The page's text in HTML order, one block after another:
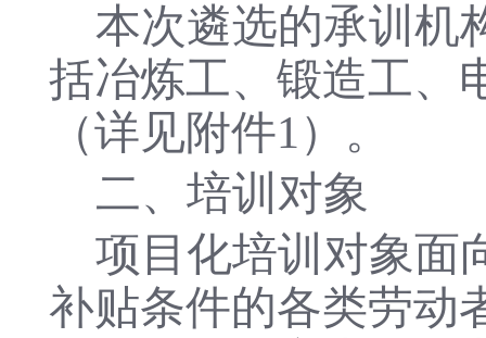
本次遴选的承训机
括冶炼工、锻造工、
（详见附件1）。
二、培训对象
项目化培训对象面
补贴条件的各类劳动